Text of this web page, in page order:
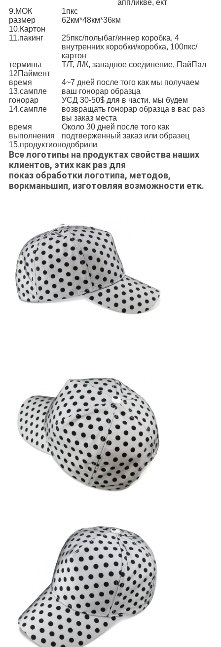
аппликвé, ект
9.МОК
1пкс
размер
10.Картон
62км*48км*36км
11.пакинг
25пкс/полыбаг/иннер коробка, 4
внутренних коробки/коробка, 100пкс/
картон
термины
12Паймент
Т/Т, Л/К, западное соединение, ПайПал
время
13.сампле
4~7 дней после того как мы получаем
ваш гонорар образца
гонорар
14.сампле
УСД 30-50$ для в части. мы будем
возвращать гонорар образца в вас раз
вы заказ места
время
выполнения
15.продуктион
Около 30 дней после того как
подтверженный заказ или образец
одобрили
Все логотипы на продуктах свойства наших
клиентов, этих как раз для
показ обработки логотипа, методов,
воркманьшип, изготовляя возможности етк.